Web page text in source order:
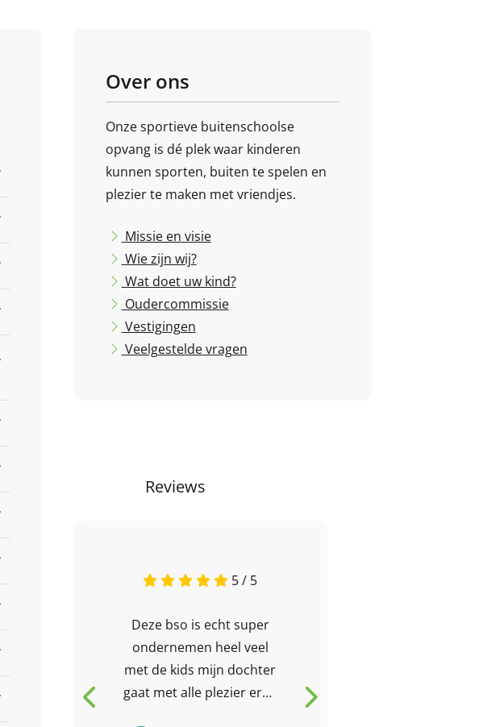
Over ons
Onze sportieve buitenschoolse
opvang is dé plek waar kinderen
kunnen sporten, buiten te spelen en
plezier te maken met vriendjes.
Missie en visie
Wie zijn wij?
Wat doet uw kind?
Oudercommissie
Vestigingen
Veelgestelde vragen
Reviews
5 / 5
Deze bso is echt super
ondernemen heel veel
met de kids mijn dochter
gaat met alle plezier erna